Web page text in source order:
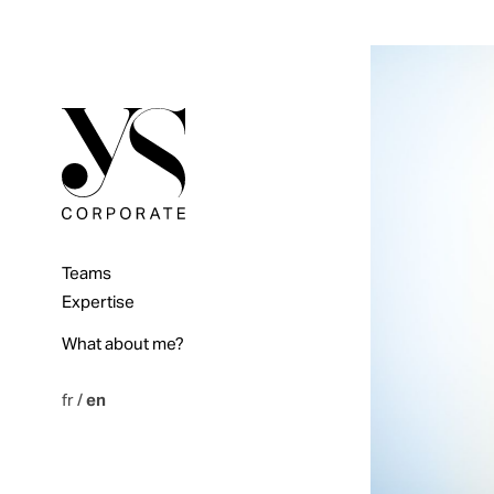
Teams
Expertise
What about me?
fr / en